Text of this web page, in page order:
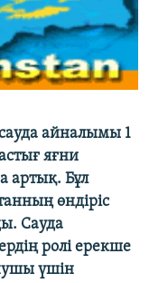
айналымы 1
яғни
артық. Бұл
өндіріс
Сауда
ролі ерекше
үшін